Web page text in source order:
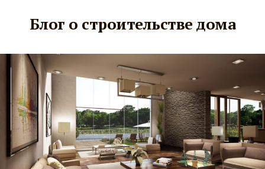
Блог о строительстве дома